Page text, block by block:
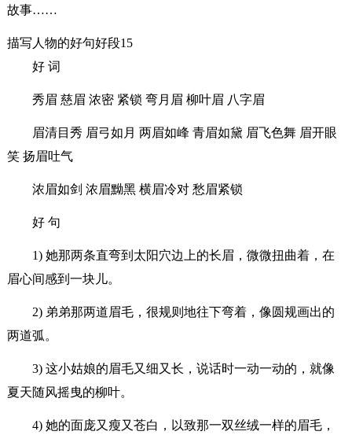
故事……
描写人物的好句好段15
好 词
秀眉 慈眉 浓密 紧锁 弯月眉 柳叶眉 八字眉
眉清目秀 眉弓如月 两眉如峰 青眉如黛 眉飞色舞 眉开眼
笑 扬眉吐气
浓眉如剑 浓眉黝黑 横眉冷对 愁眉紧锁
好 句
1) 她那两条直弯到太阳穴边上的长眉，微微扭曲着，在
眉心间感到一块儿。
2) 弟弟那两道眉毛，很规则地往下弯着，像圆规画出的
两道弧。
3) 这小姑娘的眉毛又细又长，说话时一动一动的，就像
夏天随风摇曳的柳叶。
4) 她的面庞又瘦又苍白，以致那一双丝绒一样的眉毛，